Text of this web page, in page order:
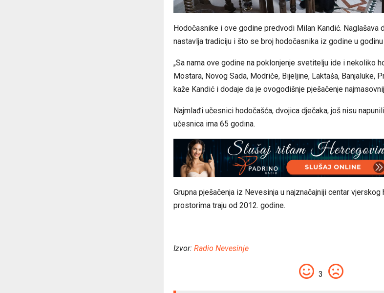
Hodočasnike i ove godine predvodi Milan Kandić. Naglašava
nastavlja tradiciju i što se broj hodočasnika iz godine u
„Sa nama ove godine na poklonjenje svetitelju ide i nekoliko
Mostara, Novog Sada, Modriče, Bijeljine, Laktaša, Banjaluke,
kaže Kandić i dodaje da je ovogodišnje pješačenje
Najmlađi učesnici hodočašća, dvojica dječaka, još nisu
učesnica ima 65 godina.
Grupna pješačenja iz Nevesinja u najznačajniji centar
prostorima traju od 2012. godine.
Izvor: Radio Nevesinje
3